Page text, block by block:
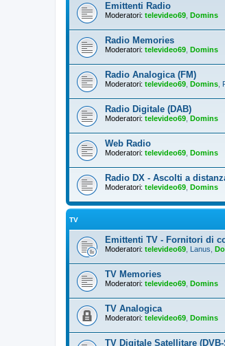
Emittenti Radio
Moderatori: televideo69 Domins
Radio Memories
Moderatori: televideo69 Domins
Radio Analogica (FM)
Moderatori: televideo69 Domins
Radio Digitale (DAB)
Moderatori: televideo69 Domins
Web Radio
Moderatori: televideo69 Domins
Radio DX - Ascolti a
Moderatori: televideo69 Domins
TV
Emittenti TV - Fornitori di
Moderatori: televideo69 Lanus
TV Memories
Moderatori: televideo69 Domins
TV Analogica
Moderatori: televideo69 Domins
TV Digitale Satellitare (DVB-